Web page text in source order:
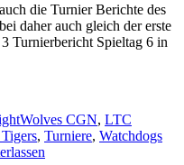
die Turnier Berichte des
daher auch gleich der erste
Turnierbericht Spieltag 6 in
CGN, LTC
, Turniere, Watchdogs